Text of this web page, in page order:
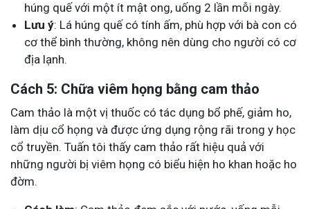
húng quế với một ít mật ong, uống 2 lần mỗi ngày.
Lưu ý: Lá húng quế có tính ấm, phù hợp với bà con có
cơ thể bình thường, không nên dùng cho người có cơ
địa lạnh.
Cách 5: Chữa viêm họng bằng cam thảo
Cam thảo là một vị thuốc có tác dụng bổ phế, giảm ho,
làm dịu cổ họng và được ứng dụng rộng rãi trong y học
cổ truyền. Tuấn tôi thấy cam thảo rất hiệu quả với
những người bị viêm họng có biểu hiện ho khan hoặc ho
đờm.